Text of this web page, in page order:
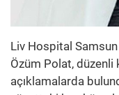
Liv Hospital Samsun
Özüm Polat, düzenli
açıklamalarda